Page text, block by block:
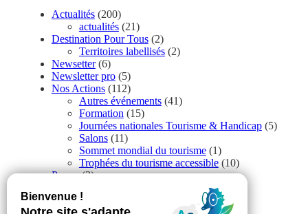
Actualités(200)
actualités(21)
Destination Pour Tous(2)
Territoires labellisés(2)
Newsetter(6)
Newsletter pro(5)
Nos Actions(112)
Autres événements(41)
Formation (15)
Journées nationales Tourisme & Handicap(5)
Salons(11)
Sommet mondial du tourisme(1)
Trophées du tourisme accessible(10)
Presse(3)
(1)